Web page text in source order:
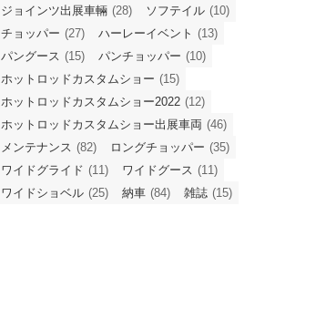
ジョインツ出展車輛 (28) ソフテイル (10)
チョッパー (27) ハーレーイベント (13)
パングース (15) パンチョッパー (10)
ホットロッドカスタムショー (15)
ホットロッドカスタムショー2022 (12)
ホットロッドカスタムショー出展車両 (46)
メンテナンス (82) ロングチョッパー (35)
ワイドグライド (11) ワイドグース (11)
ワイドショベル (25) 納車 (84) 雑誌 (15)